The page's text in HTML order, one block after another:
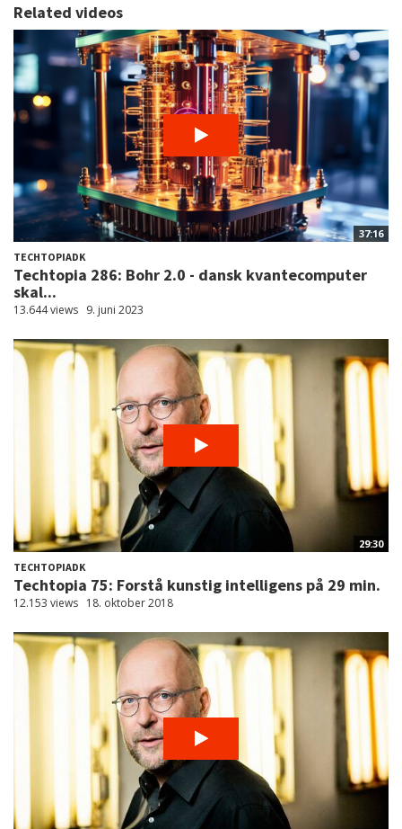
Related videos
37:16
TECHTOPIADK
Techtopia 286: Bohr 2.0 - dansk kvantecomputer
skal...
13.644 views 9. juni 2023
29:30
TECHTOPIADK
Techtopia 75: Forstå kunstig intelligens på 29 min.
12.153 views 18. oktober 2018